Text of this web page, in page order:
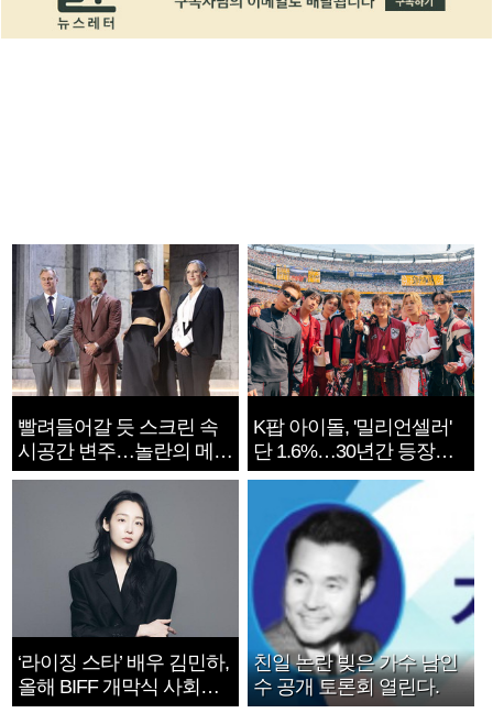
빨려들어갈 듯 스크린 속
시공간 변주…놀란의 메시
지는 ‘전쟁 속죄’
K팝 아이돌, '밀리언셀러'
단 1.6%…30년간 등장
1182개팀 전수조사
‘라이징 스타’ 배우 김민하,
올해 BIFF 개막식 사회자
확정
친일 논란 빚은 가수 남인
수 공개 토론회 열린다.